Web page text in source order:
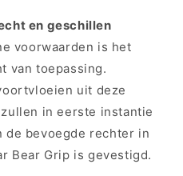
en geschillen
voorwaarden is het
van toepassing.
uit deze
in eerste instantie
de bevoegde rechter in
Bear Grip is gevestigd.